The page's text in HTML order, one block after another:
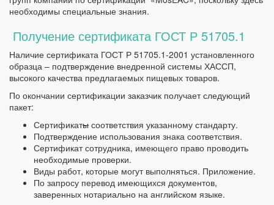
необходимы специальные знания.
Получение сертификата ГОСТ Р 51705.1
Наличие сертификата ГОСТ Р 51705.1-2001 установленного
образца – подтверждение внедренной системы ХАССП,
высокого качества предлагаемых пищевых товаров.
По окончании сертификации заказчик получает следующий
пакет:
Сертификаты соответствия указанному стандарту.
Подтверждение использования знака соответствия.
Сертификат сотрудника, имеющего право проводить
необходимые проверки.
Виды работ, которые могут выполняться. Приложение.
По запросу перевод имеющихся документов,
заверенных нотариально на английском языке.